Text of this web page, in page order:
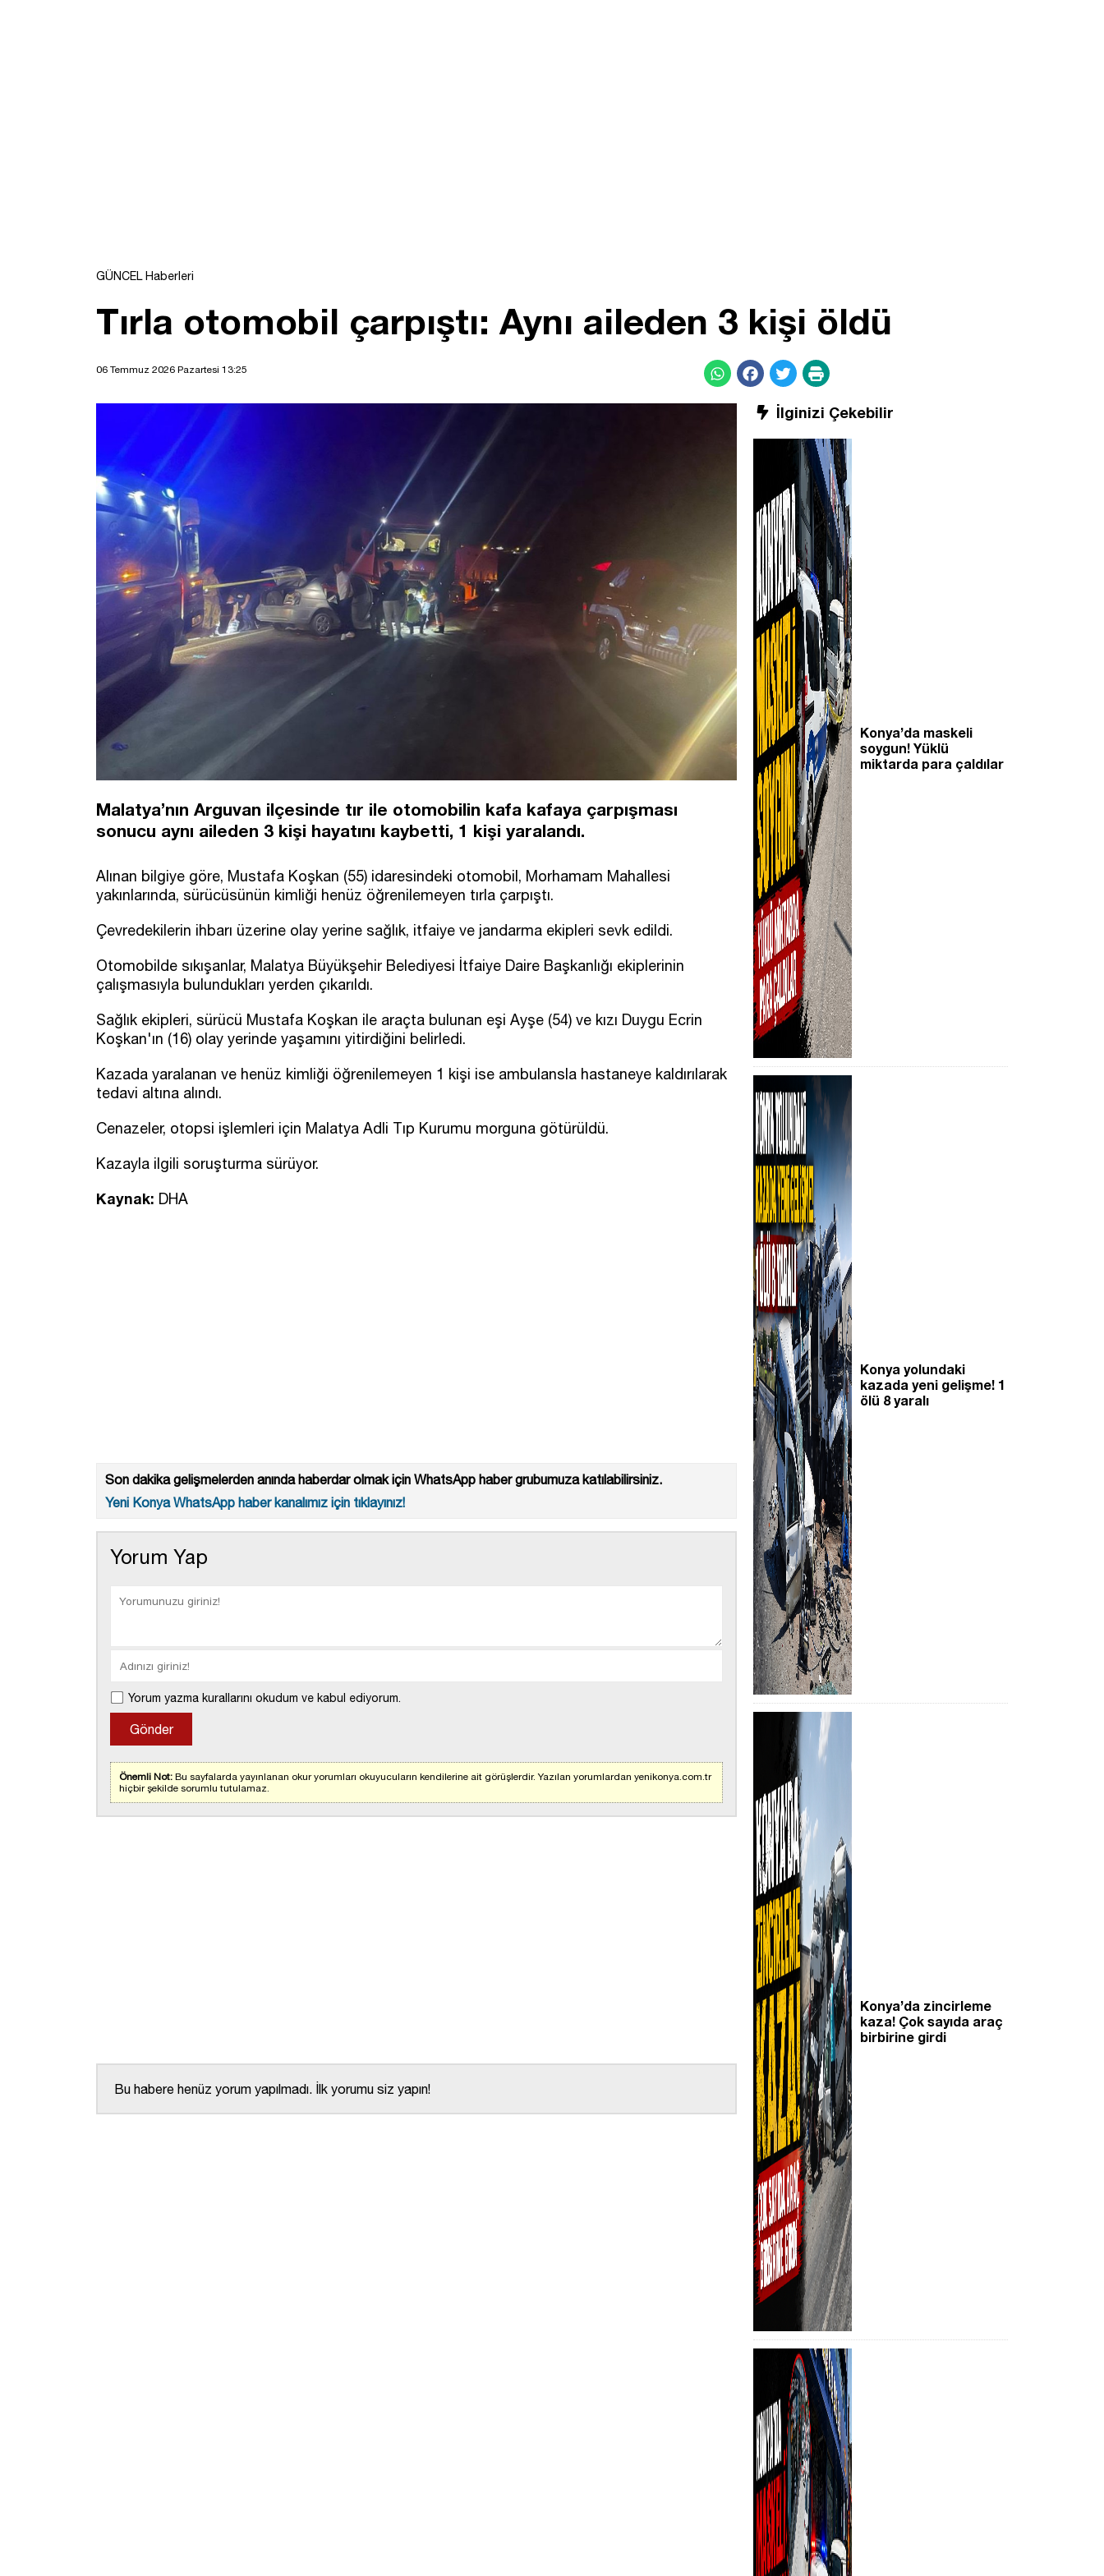
GÜNCEL Haberleri
Tırla otomobil çarpıştı: Aynı aileden 3 kişi öldü
06 Temmuz 2026 Pazartesi 13:25
Malatya’nın Arguvan ilçesinde tır ile otomobilin kafa kafaya çarpışması
sonucu aynı aileden 3 kişi hayatını kaybetti, 1 kişi yaralandı.
Alınan bilgiye göre, Mustafa Koşkan (55) idaresindeki otomobil, Morhamam Mahallesi
yakınlarında, sürücüsünün kimliği henüz öğrenilemeyen tırla çarpıştı.
Çevredekilerin ihbarı üzerine olay yerine sağlık, itfaiye ve jandarma ekipleri sevk edildi.
Otomobilde sıkışanlar, Malatya Büyükşehir Belediyesi İtfaiye Daire Başkanlığı ekiplerinin
çalışmasıyla bulundukları yerden çıkarıldı.
Sağlık ekipleri, sürücü Mustafa Koşkan ile araçta bulunan eşi Ayşe (54) ve kızı Duygu Ecrin
Koşkan'ın (16) olay yerinde yaşamını yitirdiğini belirledi.
Kazada yaralanan ve henüz kimliği öğrenilemeyen 1 kişi ise ambulansla hastaneye kaldırılarak
tedavi altına alındı.
Cenazeler, otopsi işlemleri için Malatya Adli Tıp Kurumu morguna götürüldü.
Kazayla ilgili soruşturma sürüyor.
Kaynak: DHA
Son dakika gelişmelerden anında haberdar olmak için WhatsApp haber grubumuza katılabilirsiniz.
Yeni Konya WhatsApp haber kanalımız için tıklayınız!
Yorum Yap
Yorum yazma kurallarını okudum ve kabul ediyorum.
Önemli Not: Bu sayfalarda yayınlanan okur yorumları okuyucuların kendilerine ait görüşlerdir. Yazılan yorumlardan yenikonya.com.tr
hiçbir şekilde sorumlu tutulamaz.
Bu habere henüz yorum yapılmadı. İlk yorumu siz yapın!
İlginizi Çekebilir
Konya’da maskeli
soygun! Yüklü
miktarda para çaldılar
Konya yolundaki
kazada yeni gelişme! 1
ölü 8 yaralı
Konya’da zincirleme
kaza! Çok sayıda araç
birbirine girdi